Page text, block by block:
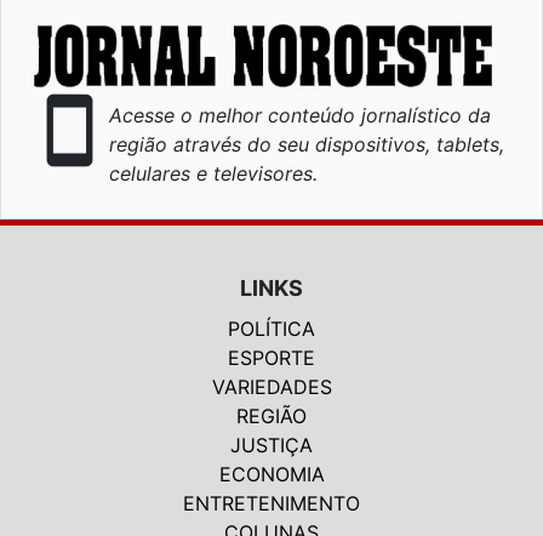
smartphone
Acesse o melhor conteúdo jornalístico da
região através do seu dispositivos, tablets,
celulares e televisores.
LINKS
POLÍTICA
ESPORTE
VARIEDADES
REGIÃO
JUSTIÇA
ECONOMIA
ENTRETENIMENTO